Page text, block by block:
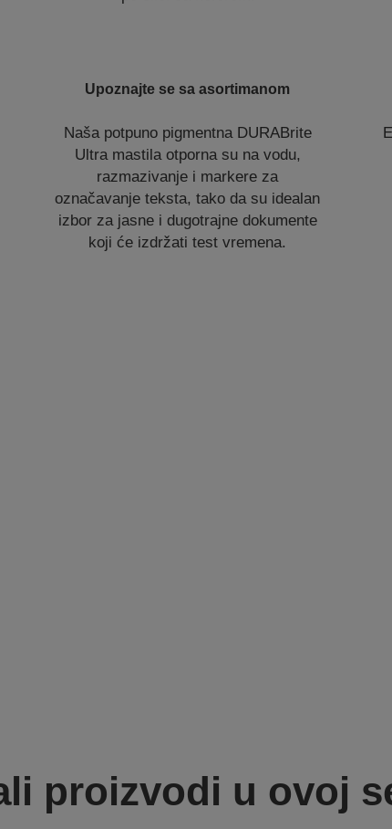
Upoznajte se sa asortimanom
Naša potpuno pigmentna DURABrite
Ultra mastila otporna su na vodu,
razmazivanje i markere za
označavanje teksta, tako da su idealan
izbor za jasne i dugotrajne dokumente
koji će izdržati test vremena.
proizvodi u ovoj